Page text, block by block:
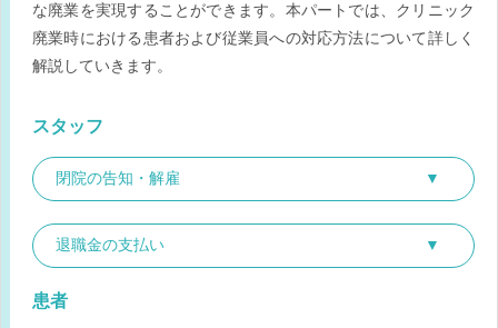
な廃業を実現することができます。本パートでは、クリニック
廃業時における患者および従業員への対応方法について詳しく
解説していきます。
スタッフ
閉院の告知・解雇
退職金の支払い
患者